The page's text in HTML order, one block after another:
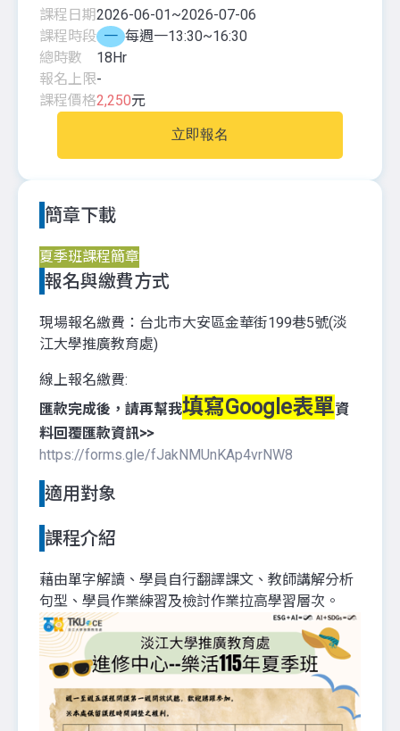
課程日期2026-06-01~2026-07-06
課程時段 一 每週一13:30~16:30
總時數
18Hr
報名上限-
課程價格2,250元
立即報名
簡章下載
夏季班課程簡章
報名與繳費方式
現場報名繳費：台北市大安區金華街199巷5號(淡
江大學推廣教育處)
線上報名繳費:
匯款完成後，請再幫我填寫Google表單資
料回覆匯款資訊>>
https://forms.gle/fJakNMUnKAp4vrNW8
適用對象
課程介紹
藉由單字解讀、學員自行翻譯課文、教師講解分析
句型、學員作業練習及檢討作業拉高學習層次。